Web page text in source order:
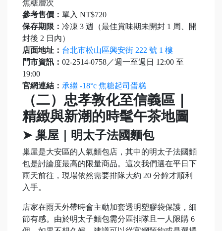
焦糖層次
參考售價： 單入 NT$720
保存期限： 冷凍 3 週（最佳賞味期未開封 1 周、開
封後 2 日內）
店面地址： 台北市松山區興安街 222 號 1 樓
門市資訊： 02-2514-0758／週一至週日 12:00 至
19:00
官網連結： 承繼 -18°c 焦糖起司蛋糕
（二）忠孝敦化至信義區｜
精緻與新潮的時髦午茶地圖
➤ 巢屋｜明太子法國麵包
巢屋是大安區的人氣麵包店，其中的明太子法國麵
包是討論度最高的限量商品。這次我們選在平日下
雨天前往，現場依然需要排隊大約 20 分鐘才順利
入手。
店家在雨天外帶時會主動加套透明塑膠袋保護，細
節有感。由於明太子麵包需分區排隊且一人限購 6